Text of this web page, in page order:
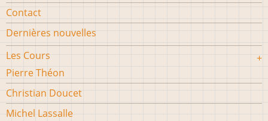
Contact
Dernières nouvelles
Les Cours
Pierre Théon
Christian Doucet
Michel Lassalle